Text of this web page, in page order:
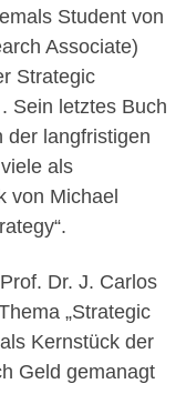
Student von
Associate)
Strategic
Sein letztes Buch
der langfristigen
als
von Michael
Dr. J. Carlos
„Strategic
Kernstück der
Geld gemanagt